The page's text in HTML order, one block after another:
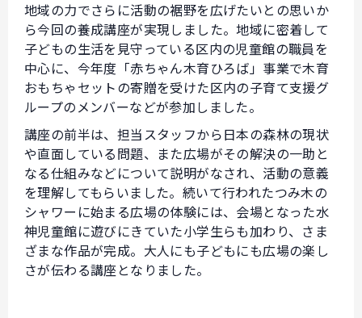
地域の力でさらに活動の裾野を広げたいとの思いか
ら今回の養成講座が実現しました。地域に密着して
子どもの生活を見守っている区内の児童館の職員を
中心に、今年度「赤ちゃん木育ひろば」事業で木育
おもちゃセットの寄贈を受けた区内の子育て支援グ
ループのメンバーなどが参加しました。
講座の前半は、担当スタッフから日本の森林の現状
や直面している問題、また広場がその解決の一助と
なる仕組みなどについて説明がなされ、活動の意義
を理解してもらいました。続いて行われたつみ木の
シャワーに始まる広場の体験には、会場となった水
神児童館に遊びにきていた小学生らも加わり、さま
ざまな作品が完成。大人にも子どもにも広場の楽し
さが伝わる講座となりました。